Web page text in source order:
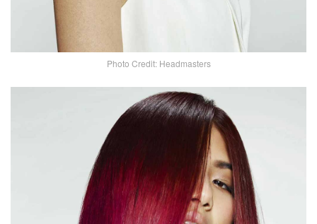
Photo Credit: Headmasters